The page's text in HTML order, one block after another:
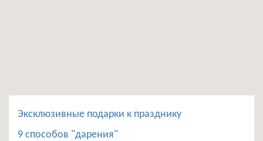
Эксклюзивные подарки к празднику
9 способов "дарения"